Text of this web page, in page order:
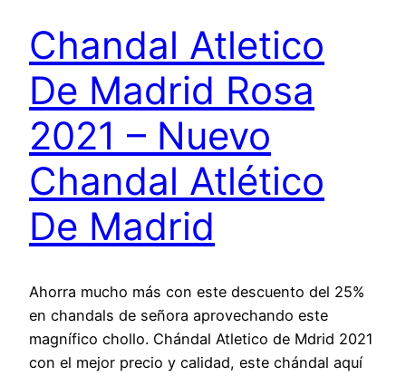
Chandal Atletico
De Madrid Rosa
2021 – Nuevo
Chandal Atlético
De Madrid
Ahorra mucho más con este descuento del 25%
en chandals de señora aprovechando este
magnífico chollo. Chándal Atletico de Mdrid 2021
con el mejor precio y calidad, este chándal aquí